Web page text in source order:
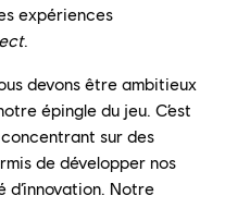
expériences
.
devons être ambitieux
épingle du jeu. C’est
sur des
de développer nos
Notre